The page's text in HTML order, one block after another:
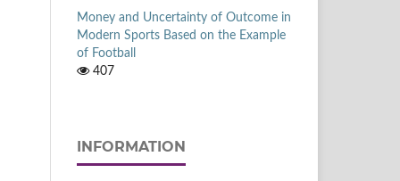
Money and Uncertainty of Outcome in
Modern Sports Based on the Example
of Football
407
INFORMATION